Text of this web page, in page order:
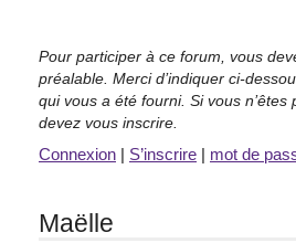
Pour participer à ce forum, vous
préalable. Merci d’indiquer ci-
qui vous a été fourni. Si vous n’êtes
devez vous inscrire.
Connexion | S’inscrire | mot de
Maëlle